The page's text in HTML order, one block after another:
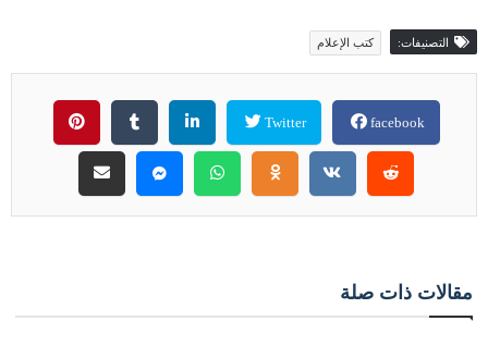
التصنيفات: كتب الإعلام
facebook
Twitter
مقالات ذات صلة